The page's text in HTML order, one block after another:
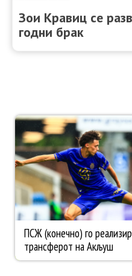
Зои Кравиц се
годни брак